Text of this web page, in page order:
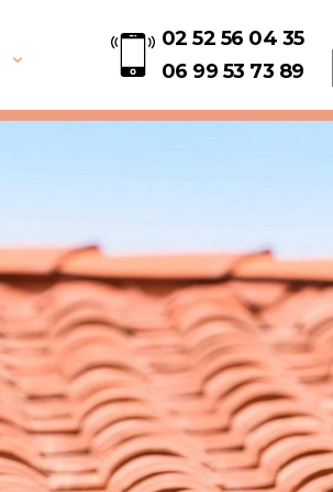
02 52 56 04 35
06 99 53 73 89